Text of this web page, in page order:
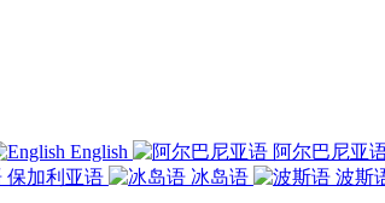
English 阿尔巴尼亚
保加利亚语 冰岛语 波斯